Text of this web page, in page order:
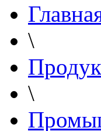
\
\